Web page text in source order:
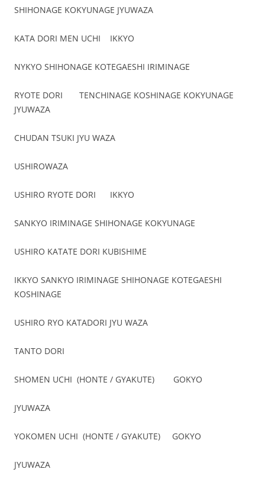
SHIHONAGE KOKYUNAGE JYUWAZA
KATA DORI MEN UCHI IKKYO
NYKYO SHIHONAGE KOTEGAESHI IRIMINAGE
RYOTE DORI TENCHINAGE KOSHINAGE KOKYUNAGE
JYUWAZA
CHUDAN TSUKI JYU WAZA
USHIROWAZA
USHIRO RYOTE DORI IKKYO
SANKYO IRIMINAGE SHIHONAGE KOKYUNAGE
USHIRO KATATE DORI KUBISHIME
IKKYO SANKYO IRIMINAGE SHIHONAGE KOTEGAESHI
KOSHINAGE
USHIRO RYO KATADORI JYU WAZA
TANTO DORI
SHOMEN UCHI (HONTE / GYAKUTE) GOKYO
JYUWAZA
YOKOMEN UCHI (HONTE / GYAKUTE) GOKYO
JYUWAZA